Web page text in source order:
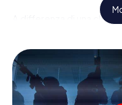
A differenza di una
dichiara che tutta Oud-
personale! Il requisito
agente a Oud-Turnhout
Internet mobile. Un clic